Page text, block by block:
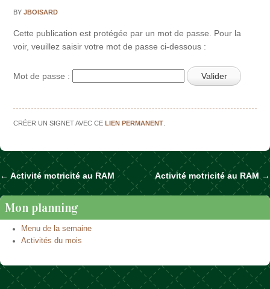
BYJBOISARD
Cette publication est protégée par un mot de passe. Pour la
voir, veuillez saisir votre mot de passe ci-dessous :
Mot de passe :
CRÉER UN SIGNET AVEC CELIEN PERMANENT
Naviguer dans les articles
← Activité motricité au RAM Activité motricité au RAM →
Mon planning
Menu de la semaine
Activités du mois